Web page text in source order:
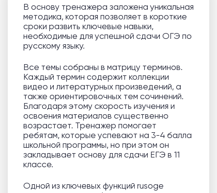
В основу тренажера заложена уникальная
методика, которая позволяет в короткие
сроки развить ключевые навыки,
необходимые для успешной сдачи ОГЭ по
русскому языку.
Все темы собраны в матрицу терминов.
Каждый термин содержит коллекции
видео и литературных произведений, а
также ориентировочных тем сочинений.
Благодаря этому скорость изучения и
освоения материалов существенно
возрастает. Тренажер помогает
ребятам, которые успевают на 3-4 балла
школьной программы, но при этом он
закладывает основу для сдачи ЕГЭ в 11
классе.
Одной из ключевых функций rusoge